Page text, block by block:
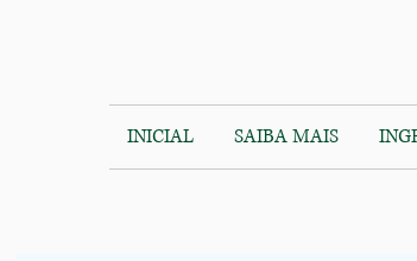
INICIAL SAIBA MAIS